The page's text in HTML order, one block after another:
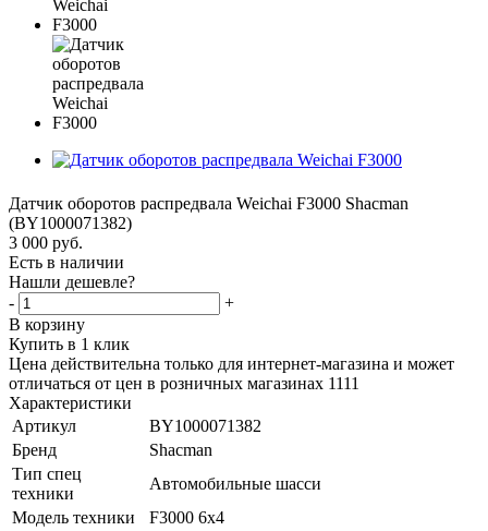
Датчик оборотов распредвала Weichai F3000 Shacman
(BY1000071382)
3 000 руб.
Есть в наличии
Нашли дешевле?
-
+
В корзину
Купить в 1 клик
Цена действительна только для интернет-магазина и может
отличаться от цен в розничных магазинах 1111
Характеристики
Артикул
BY1000071382
Бренд
Shacman
Тип спец
техники
Автомобильные шасси
Модель техники
F3000 6x4